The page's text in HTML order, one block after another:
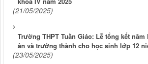
(21/05/2025)
Trường THPT Tuần Giáo: Lễ tổng kết năm
ân và trưởng thành cho học sinh lớp 12
(23/05/2025)